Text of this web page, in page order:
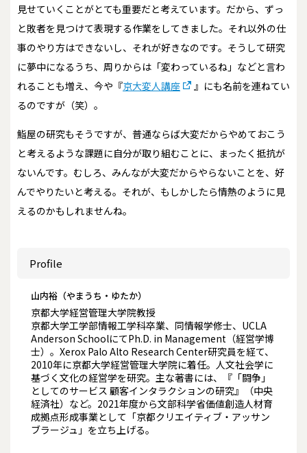
見せていくことがとても重要だと考えています。だから、ずっ
と敗者を見つけて表現する作業をしてきました。それ以外の仕
事のやり方はできないし、それが好きなのです。そうして研究
に夢中になるうち、周りからは「変わっているね」などと言わ
れることも増え、今や『京大変人講座
』にも名前を連ねてい
るのですが（笑）。
鮨屋の研究もそうですが、普通ならば大変だからやめておこう
と考えるような課題に自分が取り組むことに、まったく抵抗が
ないんです。むしろ、みんなが大変だからやらないことを、好
んでやりたいと考える。それが、もしかしたら情熱のように見
えるのかもしれませんね。
Profile
山内裕（やまうち・ゆたか）
京都大学経営管理大学院教授
京都大学工学部情報工学科卒業、同情報学修士、UCLA
Anderson SchoolにてPh.D. in Management（経営学博
士）。Xerox Palo Alto Research Center研究員を経て、
2010年に京都大学経営管理大学院に着任。人文社会学に
基づく文化の経営学を研究。主な著書には、『「闘争」
としてのサービス 顧客インタラクションの研究』（中央
経済社）など。2021年度から文部科学省価値創造人材育
成拠点形成事業として「京都クリエイティブ・アッサン
ブラージュ」を立ち上げる。